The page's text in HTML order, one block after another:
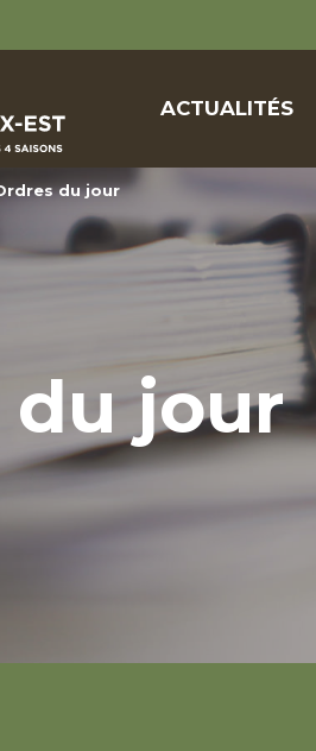
ACTUALITÉS
du jour
du jour